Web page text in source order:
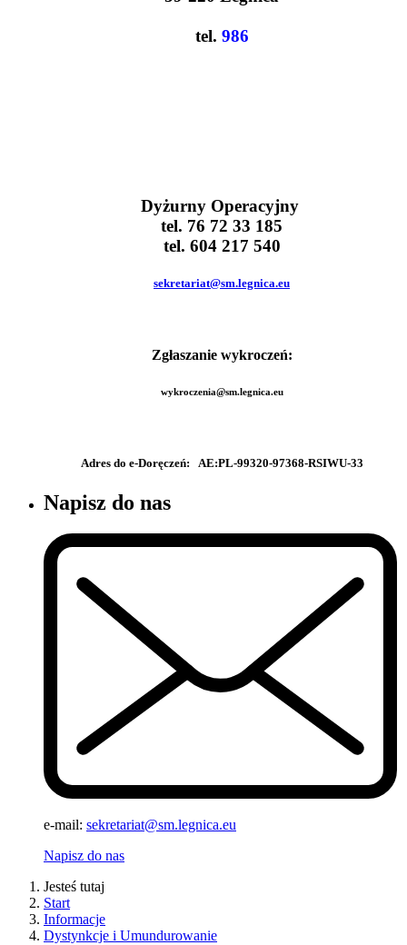
tel. 986
Dyżurny Operacyjny
tel. 76 72 33 185
tel. 604 217 540
sekretariat@sm.legnica.eu
Zgłaszanie wykroczeń:
wykroczenia@sm.legnica.eu
Adres do e-Doręczeń: AE:PL-99320-97368-RSIWU-33
Napisz do nas
e-mail: sekretariat@sm.legnica.eu
Napisz do nas
Jesteś tutaj
Start
Informacje
Dystynkcje i Umundurowanie